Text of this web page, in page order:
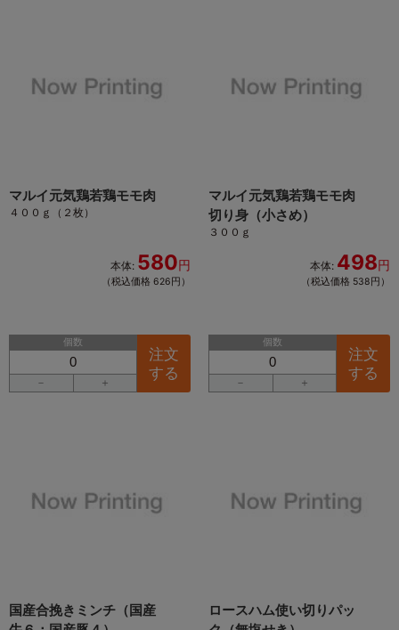
マルイ元気鶏若鶏モモ肉
４００ｇ（２枚）
本体: 580円
（税込価格 626円）
個数
－ ＋
注文
する
マルイ元気鶏若鶏モモ肉
切り身（小さめ）
３００ｇ
本体: 498円
（税込価格 538円）
個数
－ ＋
注文
する
国産合挽きミンチ（国産
ロースハム使い切りパッ